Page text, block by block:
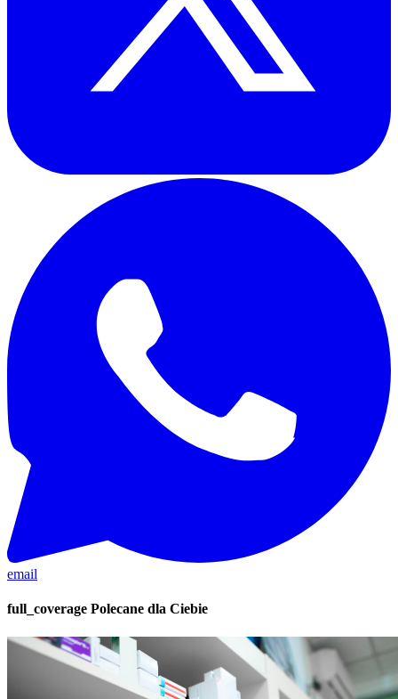
email
full_coverage Polecane dla Ciebie